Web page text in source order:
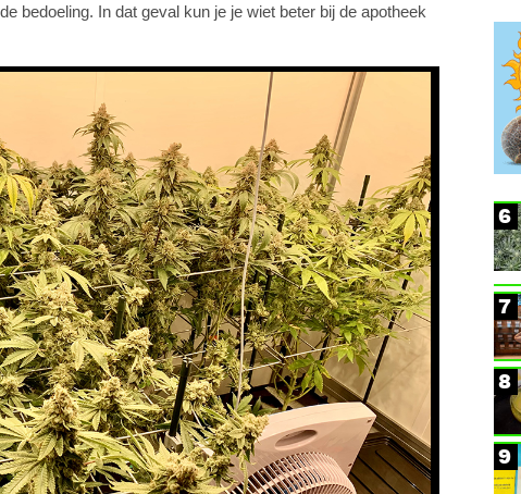
bedoeling. In dat geval kun je je wiet beter bij de apotheek
6
7
8
9